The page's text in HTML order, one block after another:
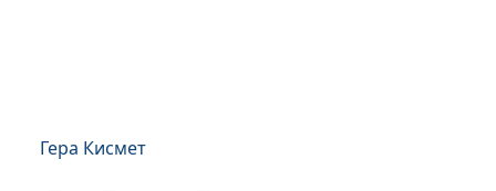
Гера Кисмет